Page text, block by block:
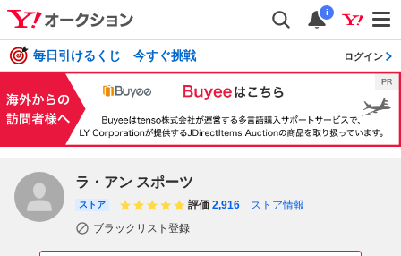
i
毎日引けるくじ 今すぐ挑戦 ログイン
ラ・アン スポーツ
ストア 評価 2,916
ストア情報
ブラックリスト登録